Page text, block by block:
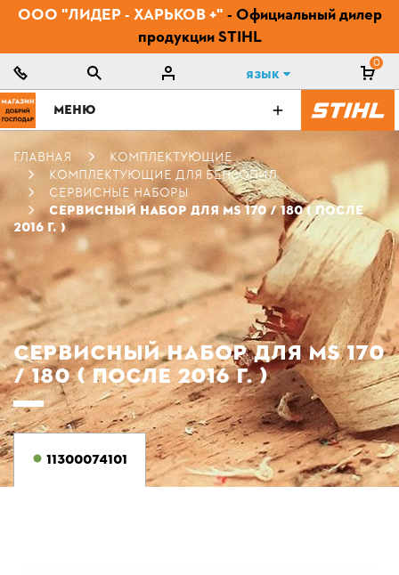
ООО "ЛИДЕР - ХАРЬКОВ +" - Официальный дилер
продукции STIHL
Язык
0
МЕНЮ
ГЛАВНАЯ
КОМПЛЕКТУЮЩИЕ
КОМПЛЕКТУЮЩИЕ ДЛЯ БЕНЗОПИЛ
СЕРВИСНЫЕ НАБОРЫ
СЕРВИСНЫЙ НАБОР ДЛЯ MS 170 / 180 ( ПОСЛЕ
2016 Г. )
СЕРВИСНЫЙ НАБОР ДЛЯ MS 170
/ 180 ( ПОСЛЕ 2016 Г. )
11300074101